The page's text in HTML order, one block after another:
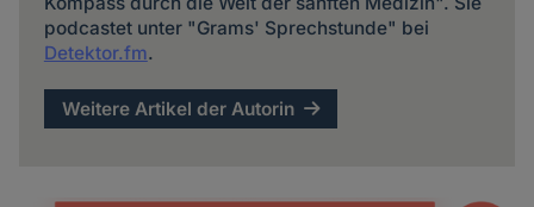
podcastet unter "Grams' Sprechstunde" bei
Detektor.fm.
Weitere Artikel der Autorin